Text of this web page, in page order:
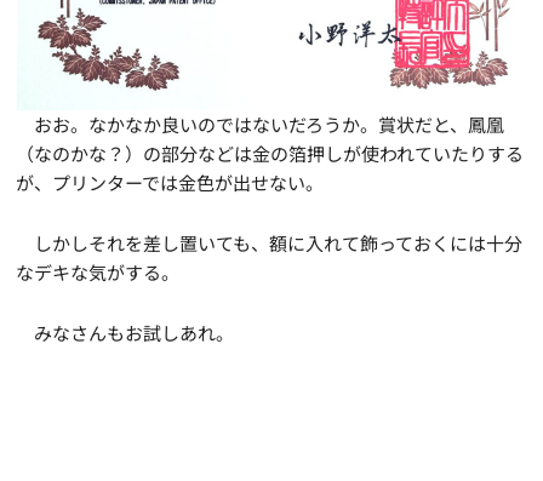
おお。なかなか良いのではないだろうか。賞状だと、鳳凰
（なのかな？）の部分などは金の箔押しが使われていたりする
が、プリンターでは金色が出せない。
しかしそれを差し置いても、額に入れて飾っておくには十分
なデキな気がする。
みなさんもお試しあれ。